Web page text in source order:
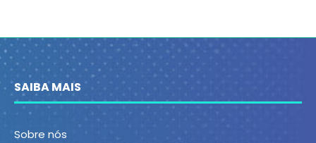
SAIBA MAIS
Sobre nós